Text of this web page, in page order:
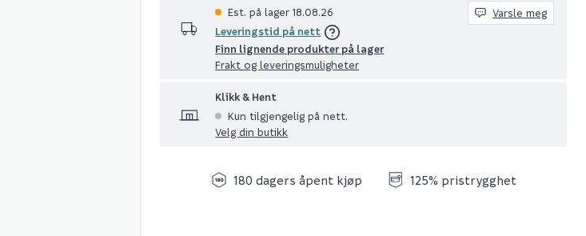
Est. på lager 18.08.26
Leveringstid på nett
Finn lignende produkter på lager
Frakt og leveringsmuligheter
Varsle meg
Klikk & Hent
Kun tilgjengelig på nett.
Velg din butikk
180 dagers åpent kjøp 125% pristrygghet